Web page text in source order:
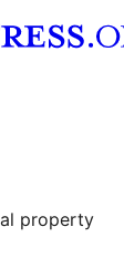
property